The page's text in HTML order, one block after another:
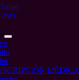
MÉDICA